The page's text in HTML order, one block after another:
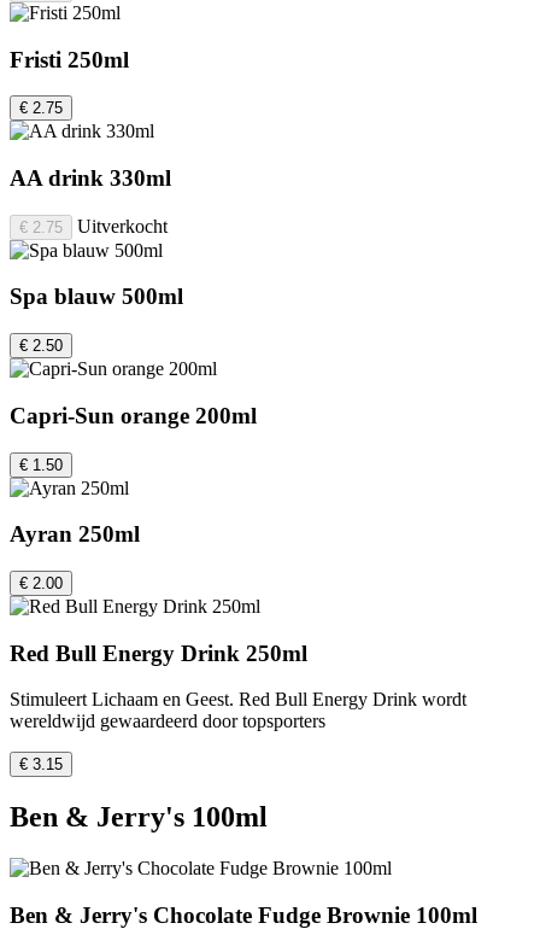
Fristi 250ml
€ 2.75
AA drink 330ml
€ 2.75 Uitverkocht
Spa blauw 500ml
€ 2.50
Capri-Sun orange 200ml
€ 1.50
Ayran 250ml
€ 2.00
Red Bull Energy Drink 250ml
Stimuleert Lichaam en Geest. Red Bull Energy Drink wordt
wereldwijd gewaardeerd door topsporters
€ 3.15
Ben & Jerry's 100ml
Ben & Jerry's Chocolate Fudge Brownie 100ml